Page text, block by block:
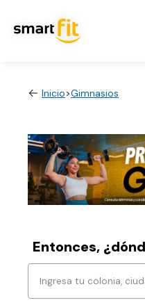
Inicio>Gimnasios
Entonces,
Ingresa tu colonia,